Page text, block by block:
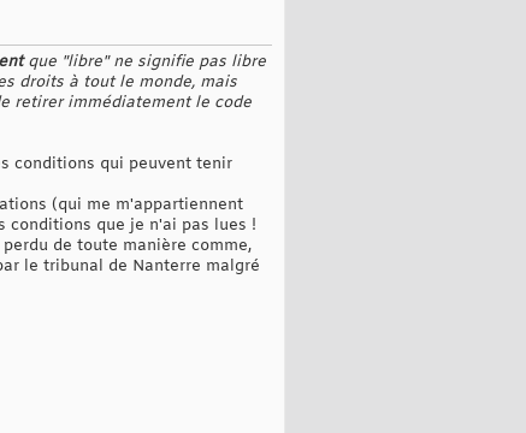
que "libre" ne signifie pas libre
droits à tout le monde, mais
retirer immédiatement le code
conditions qui peuvent tenir
(qui me m'appartiennent
conditions que je n'ai pas lues !
de toute manière comme,
le tribunal de Nanterre malgré